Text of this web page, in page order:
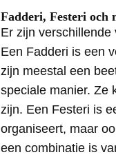
Fadderi, Festeri och
Er zijn
Een Fadderi is een
zijn meestal een
speciale manier. Ze
zijn. Een Festeri is
organiseert, maar
een combinatie is